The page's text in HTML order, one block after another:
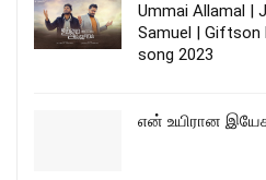
Ummai Allamal |
Samuel | Giftson
song 2023
என் உயிரான